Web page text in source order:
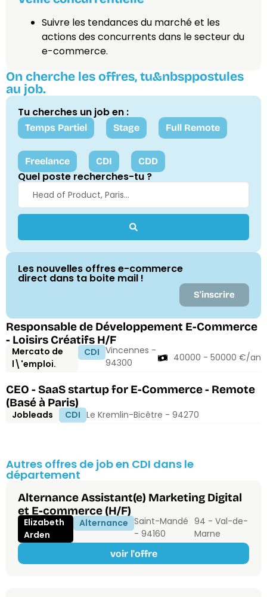
Suivre les tendances du marché et les
actions des concurrents dans le secteur du
e-commerce.
On cherche les offres, tu&nbsppostules
au job.
Tu cherches un job en :
Temps Partiel Stage Full Remote
Freelance CDI CDD
Quel poste recherches-tu ?
Les nouvelles offres e-commerce
direct dans ta boite mail !
S'inscrire
Responsable de Développement E-Commerce
- Loisirs Créatifs H/F
Mercato de
l\'emploi.
CDI Vincennes -
94300
40000 - 50000 €/an
CEO - SaaS startup for E-Commerce - Remote
(Basé à Paris)
Jobleads CDI Le Kremlin-Bicêtre - 94270
Autres offres de job en CDI dans le
département
Alternance Assistant(e) Marketing Digital
et E-commerce (H/F)
Elizabeth
Arden
Alternance Saint-Mandé
- 94160
94 - Val-de-
Marne
voir l'offre